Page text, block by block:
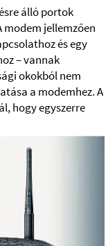
álló portok
jellemzően
és egy
– vannak
okokból nem
a modemhez. A
hogy egyszerre